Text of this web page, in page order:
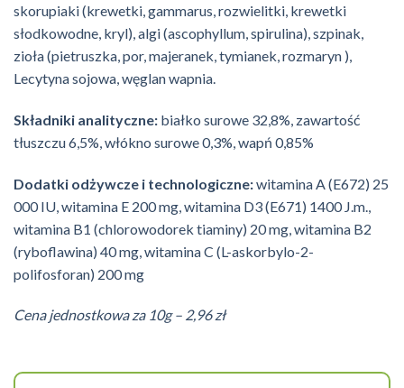
skorupiaki (krewetki, gammarus, rozwielitki, krewetki
słodkowodne, kryl), algi (ascophyllum, spirulina), szpinak,
zioła (pietruszka, por, majeranek, tymianek, rozmaryn ),
Lecytyna sojowa, węglan wapnia.
Składniki analityczne: białko surowe 32,8%, zawartość
tłuszczu 6,5%, włókno surowe 0,3%, wapń 0,85%
Dodatki odżywcze i technologiczne:witamina A (E672) 25
000 IU, witamina E 200 mg, witamina D3 (E671) 1400 J.m.,
witamina B1 (chlorowodorek tiaminy) 20 mg, witamina B2
(ryboflawina) 40 mg, witamina C (L-askorbylo-2-
polifosforan) 200 mg
Cena jednostkowa za 10g – 2,96 zł